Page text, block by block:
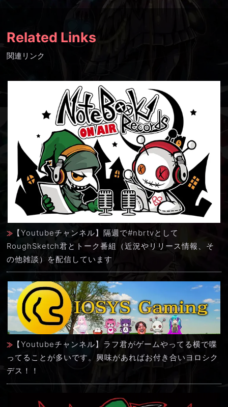
Related Links
関連リンク
【Youtubeチャンネル】隔週で#nbrtvとして
RoughSketch君とトーク番組（近況やリリース情報、そ
の他雑談）を配信しています
【Youtubeチャンネル】ラフ君がゲームやってる横で喋
ってることが多いです。興味があればお付き合いヨロシク
デス！！